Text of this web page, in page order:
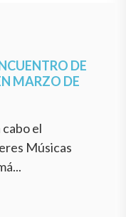
DE
MARZO DE
cabo el
Músicas